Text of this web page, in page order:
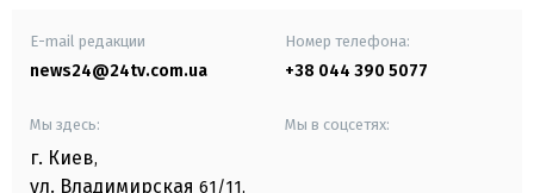
E-mail редакции
news24@24tv.com.ua
Номер телефона:
+38 044 390 5077
Мы здесь:
г. Киев,
ул. Владимирская 61/11,
Мы в соцсетях: